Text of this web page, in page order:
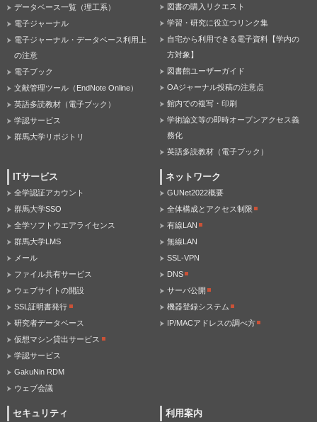
データベース一覧（理工系）
電子ジャーナル
電子ジャーナル・データベース利用上
の注意
電子ブック
文献管理ツール（EndNote Online）
英語多読教材（電子ブック）
学認サービス
群馬大学リポジトリ
図書の購入リクエスト
学習・研究に役立つリンク集
自宅から利用できる電子資料【学内の
方対象】
図書館ユーザーガイド
OAジャーナル投稿の注意点
館内での複写・印刷
学術論文等の即時オープンアクセス義
務化
英語多読教材（電子ブック）
ITサービス
全学認証アカウント
群馬大学SSO
全学ソフトウエアライセンス
群馬大学LMS
メール
ファイル共有サービス
ウェブサイトの開設
SSL証明書発行
研究者データベース
仮想マシン貸出サービス
学認サービス
GakuNin RDM
ウェブ会議
ネットワーク
GUNet2022概要
全体構成とアクセス制限
有線LAN
無線LAN
SSL-VPN
DNS
サーバ公開
機器登録システム
IP/MACアドレスの調べ方
セキュリティ 利用案内